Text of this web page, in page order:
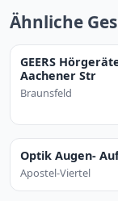
Ähnliche
GEERS
Aachener Str
Braunsfeld
Optik Augen-
Apostel-Viertel